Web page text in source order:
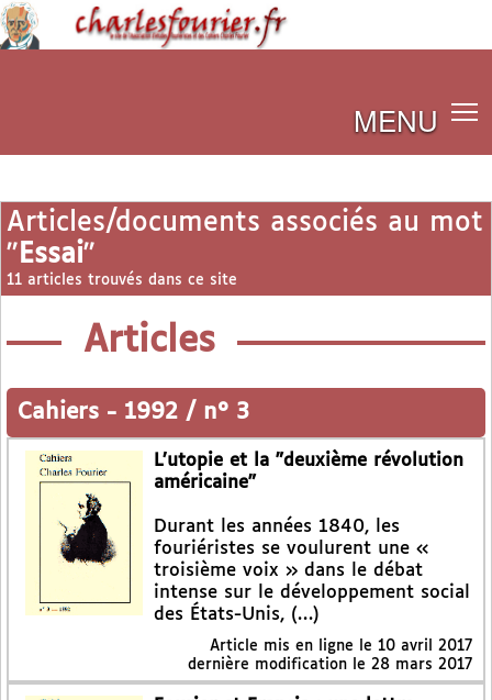
MENU
Articles/documents associés au mot
" Essai"
11 articles trouvés dans ce site
Articles
Cahiers - 1992 / n° 3
L’utopie et la "deuxième révolution
américaine"
Durant les années 1840, les
fouriéristes se voulurent une «
troisième voix » dans le débat
intense sur le développement social
des États-Unis, (…)
Article mis en ligne le 10 avril 2017
dernière modification le 28 mars 2017